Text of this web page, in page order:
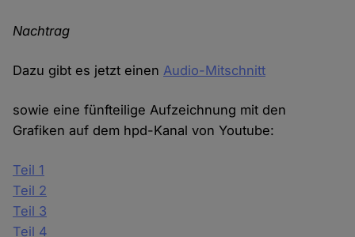
Nachtrag
Dazu gibt es jetzt einenAudio-Mitschnitt
sowie eine fünfteilige Aufzeichnung mit den
Grafiken auf dem hpd-Kanal von Youtube:
Teil 1
Teil 2
Teil 3
Teil 4